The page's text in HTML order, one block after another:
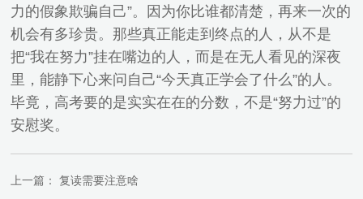
力的假象欺骗自己”。因为你比谁都清楚，再来一次的
机会有多珍贵。那些真正能走到终点的人，从不是
把“我在努力”挂在嘴边的人，而是在无人看见的深夜
里，能静下心来问自己“今天真正学会了什么”的人。
毕竟，高考要的是实实在在的分数，不是“努力过”的
安慰奖。
上一篇：
复读需要注意啥